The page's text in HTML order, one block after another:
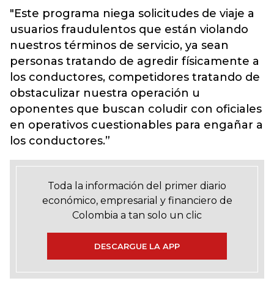
"Este programa niega solicitudes de viaje a
usuarios fraudulentos que están violando
nuestros términos de servicio, ya sean
personas tratando de agredir físicamente a
los conductores, competidores tratando de
obstaculizar nuestra operación u
oponentes que buscan coludir con oficiales
en operativos cuestionables para engañar a
los conductores.”
Toda la información del primer diario
económico, empresarial y financiero de
Colombia a tan solo un clic
DESCARGUE LA APP